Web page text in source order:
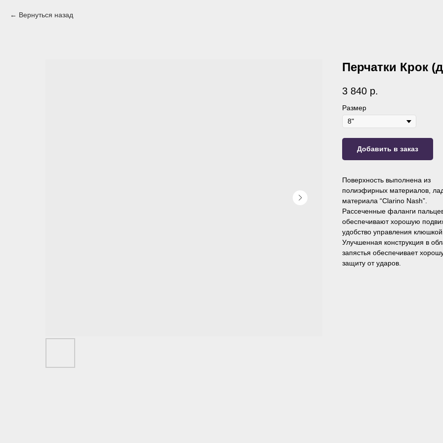
Вернуться назад
Перчатки Крок
3 840 р.
Размер
Добавить в заказ
Поверхность выполнена из
полиэфирных материалов,
материала “Clarino Nash”.
Рассеченные фаланги
обеспечивают хорошую
удобство управления клюшкой.
Улучшенная конструкция в
запястья обеспечивает
защиту от ударов.